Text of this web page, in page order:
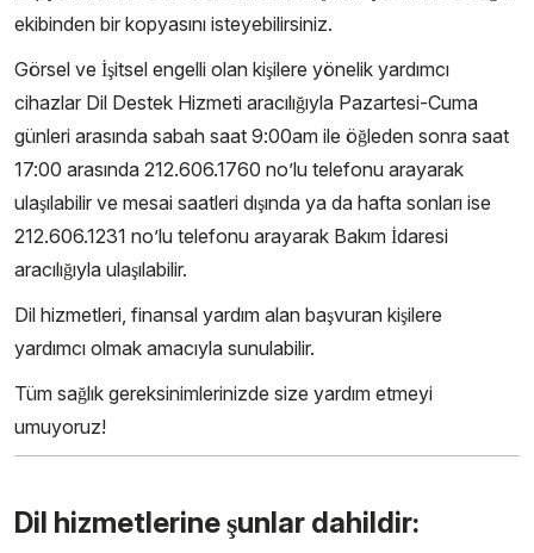
ekibinden bir kopyasını isteyebilirsiniz.
Görsel ve İşitsel engelli olan kişilere yönelik yardımcı
cihazlar Dil Destek Hizmeti aracılığıyla Pazartesi-Cuma
günleri arasında sabah saat 9:00am ile öğleden sonra saat
17:00 arasında 212.606.1760 no’lu telefonu arayarak
ulaşılabilir ve mesai saatleri dışında ya da hafta sonları ise
212.606.1231 no’lu telefonu arayarak Bakım İdaresi
aracılığıyla ulaşılabilir.
Dil hizmetleri, finansal yardım alan başvuran kişilere
yardımcı olmak amacıyla sunulabilir.
Tüm sağlık gereksinimlerinizde size yardım etmeyi
umuyoruz!
Dil hizmetlerine şunlar dahildir: